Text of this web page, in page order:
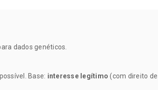
dados genéticos.
Base: interesse legítimo (com direito de